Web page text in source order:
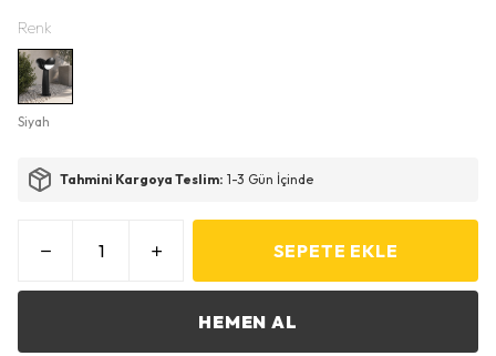
Renk
Siyah
Tahmini Kargoya Teslim: 1-3 Gün İçinde
SEPETE EKLE
HEMEN AL